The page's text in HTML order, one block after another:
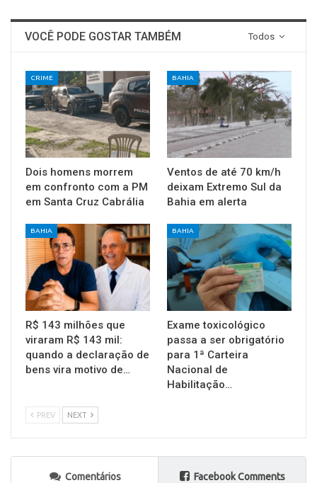
Todos
VOCÊ PODE GOSTAR TAMBÉM
CRIME
Dois homens morrem
em confronto com a PM
em Santa Cruz Cabrália
BAHIA
Ventos de até 70 km/h
deixam Extremo Sul da
Bahia em alerta
BAHIA
R$ 143 milhões que
viraram R$ 143 mil:
quando a declaração de
bens vira motivo de…
BAHIA
Exame toxicológico
passa a ser obrigatório
para 1ª Carteira
Nacional de
Habilitação…
PREV NEXT
Comentários Facebook Comments